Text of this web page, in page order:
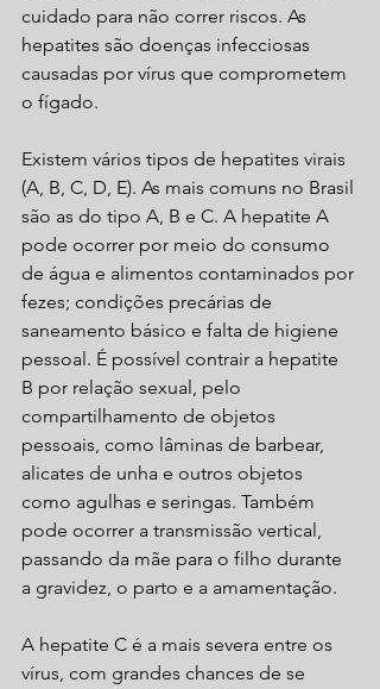
cuidado para não correr riscos. As
hepatites são doenças infecciosas
causadas por vírus que comprometem
o fígado.
Existem vários tipos de hepatites virais
(A, B, C, D, E). As mais comuns no Brasil
são as do tipo A, B e C. A hepatite A
pode ocorrer por meio do consumo
de água e alimentos contaminados por
fezes; condições precárias de
saneamento básico e falta de higiene
pessoal. É possível contrair a hepatite
B por relação sexual, pelo
compartilhamento de objetos
pessoais, como lâminas de barbear,
alicates de unha e outros objetos
como agulhas e seringas. Também
pode ocorrer a transmissão vertical,
passando da mãe para o filho durante
a gravidez, o parto e a amamentação.
A hepatite C é a mais severa entre os
vírus, com grandes chances de se